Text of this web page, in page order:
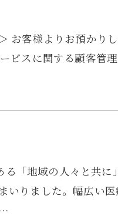
お客様よりお預かり
ビスに関する顧客管
「地域の人々と共に
いりました。幅広い